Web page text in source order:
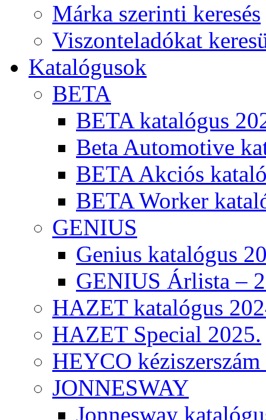
Márka szerinti keresés
Viszonteladókat
Katalógusok
BETA
BETA katalógus
Beta Automotive
BETA Akciós
BETA Worker
GENIUS
Genius katalógus
GENIUS Árlista –
HAZET katalógus
HAZET Special 2025.
HEYCO
JONNESWAY
Jonnesway